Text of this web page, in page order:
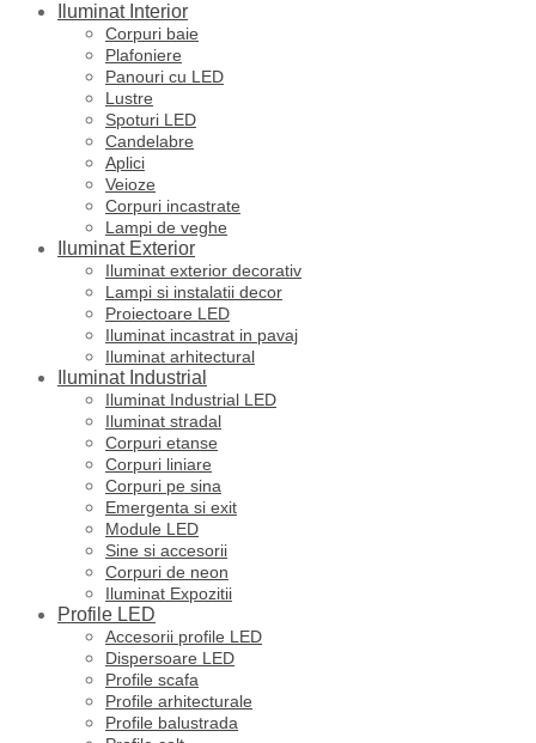
Iluminat Interior
Corpuri baie
Plafoniere
Panouri cu LED
Lustre
Spoturi LED
Candelabre
Aplici
Veioze
Corpuri incastrate
Lampi de veghe
Iluminat Exterior
Iluminat exterior decorativ
Lampi si instalatii decor
Proiectoare LED
Iluminat incastrat in pavaj
Iluminat arhitectural
Iluminat Industrial
Iluminat Industrial LED
Iluminat stradal
Corpuri etanse
Corpuri liniare
Corpuri pe sina
Emergenta si exit
Module LED
Sine si accesorii
Corpuri de neon
Iluminat Expozitii
Profile LED
Accesorii profile LED
Dispersoare LED
Profile scafa
Profile arhitecturale
Profile balustrada